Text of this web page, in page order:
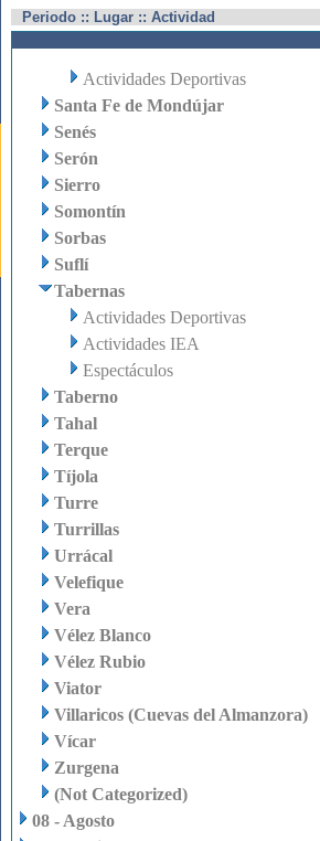
Periodo :: Lugar :: Actividad
Actividades Deportivas
Santa Fe de Mondújar
Senés
Serón
Sierro
Somontín
Sorbas
Suflí
Tabernas
Actividades Deportivas
Actividades IEA
Espectáculos
Taberno
Tahal
Terque
Tíjola
Turre
Turrillas
Urrácal
Velefique
Vera
Vélez Blanco
Vélez Rubio
Viator
Villaricos (Cuevas del Almanzora)
Vícar
Zurgena
(Not Categorized)
08 - Agosto